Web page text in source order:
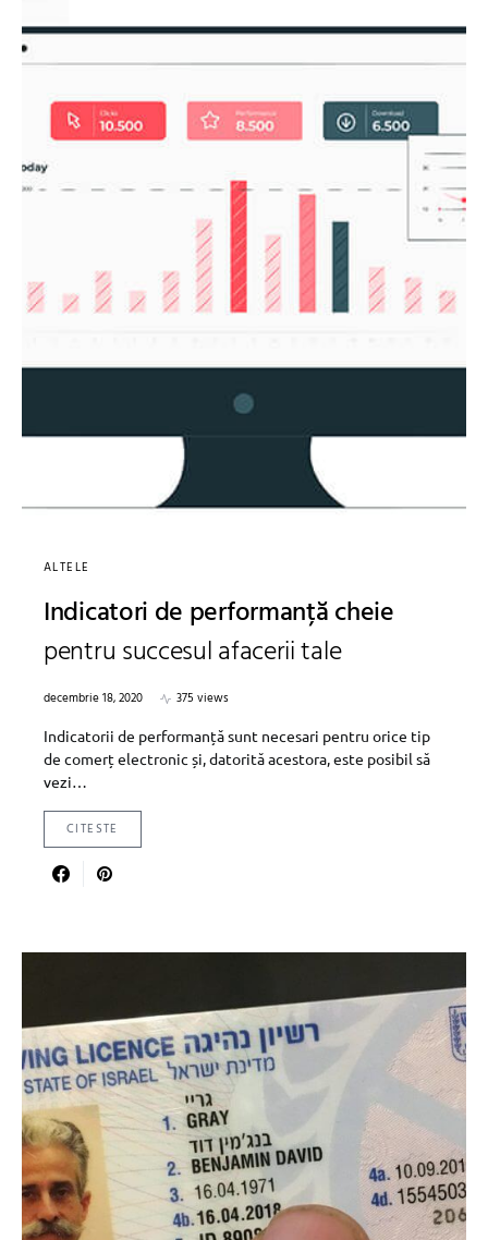
ALTELE
Indicatori de performanță cheie
pentru succesul afacerii tale
decembrie 18, 2020
375 views
Indicatorii de performanță sunt necesari pentru orice tip
de comerț electronic și, datorită acestora, este posibil să
vezi…
CITESTE